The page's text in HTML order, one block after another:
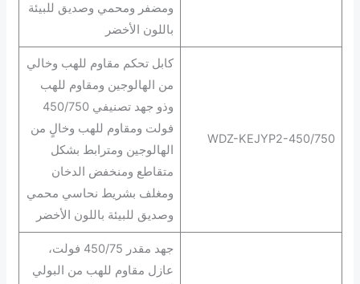
ومضفر ومحمي وصديق للبيئة
باللون الأخضر
WDZ-KEJYP2-450/750
كابل تحكم مقاوم للهب وخالي
من الهالوجين ومقاوم للهب
وذو جهد تصنيفي 450/750
فولت ومقاوم للهب وخالٍ من
الهالوجين ومترابط بشكل
متقاطع ومنخفض الدخان
ومغلف بشريط نحاسي محمي
وصديق للبيئة باللون الأخضر
جهد مقدر 450/75 فولت،
عازل مقاوم للهب من البولي